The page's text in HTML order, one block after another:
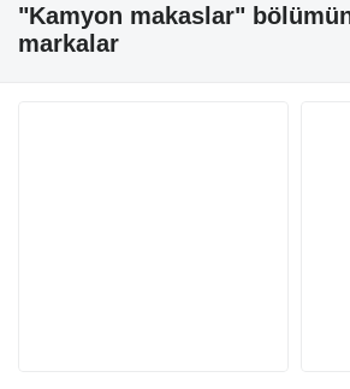
"Kamyon makaslar"
markalar